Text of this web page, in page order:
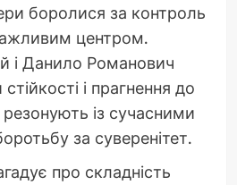
боролися за контроль
центром.
і Данило Романович
і прагнення до
резонують із сучасними
за суверенітет.
про складність